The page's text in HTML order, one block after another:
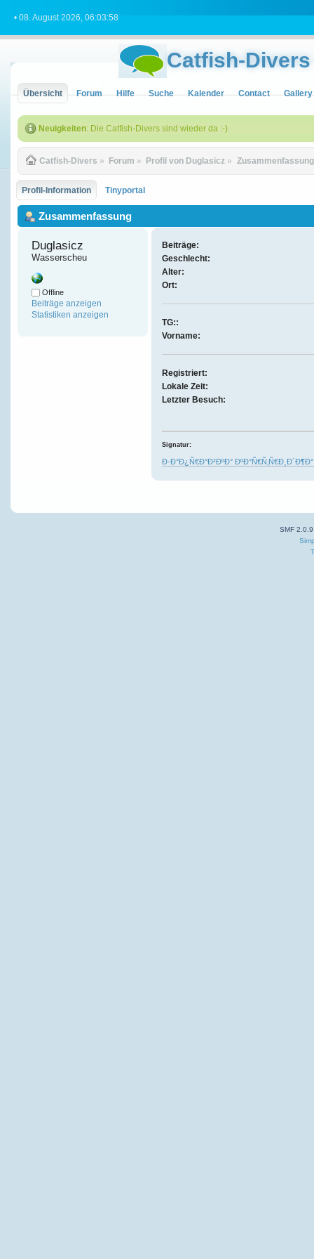
• 08. August 2026, 06:03:58
Catfish-Divers
Übersicht Forum Hilfe Suche Kalender Contact Gallery
Neuigkeiten: Die Catfish-Divers sind wieder da :-)
Catfish-Divers » Forum » Profil von Duglasicz » Zusammenfassung
Profil-Information Tinyportal
Zusammenfassung
Duglasicz
Wasserscheu
Offline
Beiträge anzeigen
Statistiken anzeigen
Beiträge:
Geschlecht:
Alter:
Ort:
TG::
Vorname:
Registriert:
Lokale Zeit:
Letzter Besuch:
Signatur:
Ð·Ð°Ð¿Ñ€Ð°Ð²ÐºÐ°
SMF 2.0.9